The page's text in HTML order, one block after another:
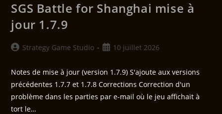
SGS Battle for Shanghai mise à
jour 1.7.9
Strategy Game Studio 10 juillet 2026
Notes de mise à jour (version 1.7.9) S'ajoute aux versions
précédentes 1.7.7 et 1.7.8 Corrections Correction d'un
problème dans les parties par e-mail où le jeu affichait à
tort le…